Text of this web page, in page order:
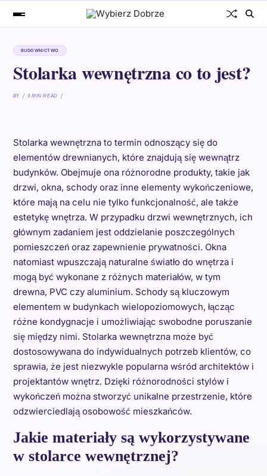
BUDOWNICTWO
Stolarka wewnętrzna co to jest?
BY 9 MIN READ
Stolarka wewnętrzna to termin odnoszący się do
elementów drewnianych, które znajdują się wewnątrz
budynków. Obejmuje ona różnorodne produkty, takie jak
drzwi, okna, schody oraz inne elementy wykończeniowe,
które mają na celu nie tylko funkcjonalność, ale także
estetykę wnętrza. W przypadku drzwi wewnętrznych, ich
głównym zadaniem jest oddzielanie poszczególnych
pomieszczeń oraz zapewnienie prywatności. Okna
natomiast wpuszczają naturalne światło do wnętrza i
mogą być wykonane z różnych materiałów, w tym
drewna, PVC czy aluminium. Schody są kluczowym
elementem w budynkach wielopoziomowych, łącząc
różne kondygnacje i umożliwiając swobodne poruszanie
się między nimi. Stolarka wewnętrzna może być
dostosowywana do indywidualnych potrzeb klientów, co
sprawia, że jest niezwykle popularna wśród architektów i
projektantów wnętrz. Dzięki różnorodności stylów i
wykończeń można stworzyć unikalne przestrzenie, które
odzwierciedlają osobowość mieszkańców.
Jakie materiały są wykorzystywane
w stolarce wewnętrznej?